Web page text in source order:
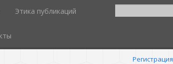
Этика публикаций
Регистрация